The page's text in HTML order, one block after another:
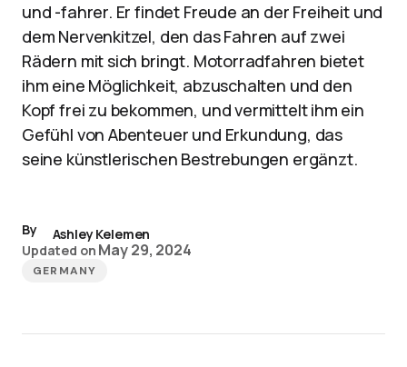
und -fahrer. Er findet Freude an der Freiheit und
dem Nervenkitzel, den das Fahren auf zwei
Rädern mit sich bringt. Motorradfahren bietet
ihm eine Möglichkeit, abzuschalten und den
Kopf frei zu bekommen, und vermittelt ihm ein
Gefühl von Abenteuer und Erkundung, das
seine künstlerischen Bestrebungen ergänzt.
By
Ashley Kelemen
Updated on May 29, 2024
GERMANY